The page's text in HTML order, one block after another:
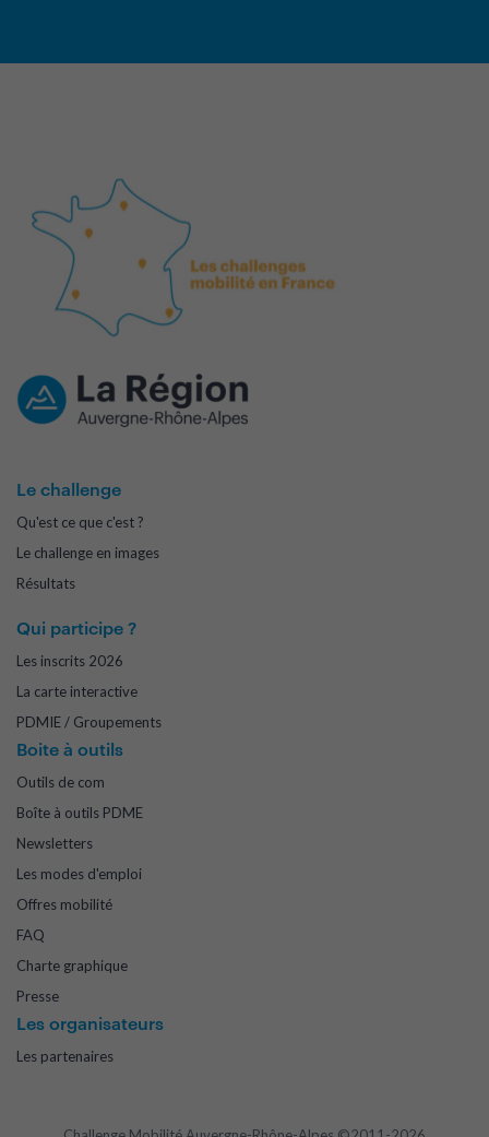
Le challenge
Qu'est ce que c'est ?
Le challenge en images
Résultats
Qui participe ?
Les inscrits 2026
La carte interactive
PDMIE / Groupements
Boite à outils
Outils de com
Boîte à outils PDME
Newsletters
Les modes d'emploi
Offres mobilité
FAQ
Charte graphique
Presse
Les organisateurs
Les partenaires